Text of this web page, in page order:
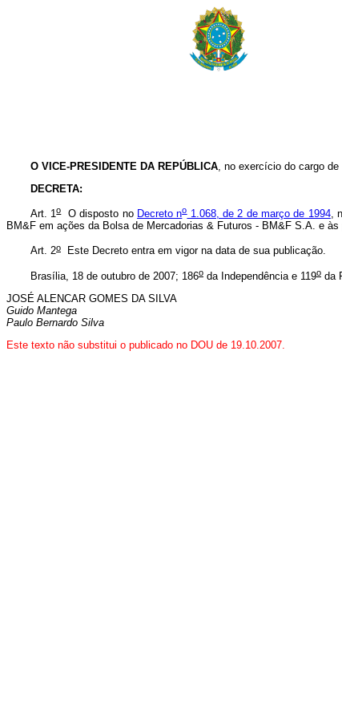
O VICE-PRESIDENTE DA REPÚBLICA, no exercício do cargo
DECRETA:
Art. 1oO disposto no Decreto no1.068, de 2 de março de 1994,
BM&F em ações da Bolsa de Mercadorias & Futuros - BM&F S.A. e
Art. 2o Este Decreto entra em vigor na data de sua publicação.
Brasília, 18 de outubro de 2007; 186o da Independência e 119o da
JOSÉ ALENCAR GOMES DA SILVA
Guido Mantega
Paulo Bernardo Silva
Este texto não substitui o publicado no DOU de 19.10.2007.